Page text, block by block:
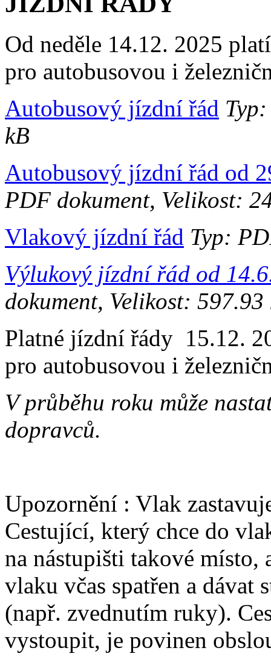
Od neděle 14.12. 2025
pro autobusovou i
Autobusový jízdní řád
kB
Autobusový jízdní řád od
PDF dokument, Velikost:
Vlakový jízdní řád Typ:
Výlukový jízdní řád od
dokument, Velikost: 597.93
Platné jízdní řády 15.12.
pro autobusovou i
V průběhu roku může
dopravců.
Upozornění : Vlak
Cestující, který chce do
na nástupišti takové
vlaku včas spatřen a dávat
(např. zvednutím ruky).
vystoupit, je povinen